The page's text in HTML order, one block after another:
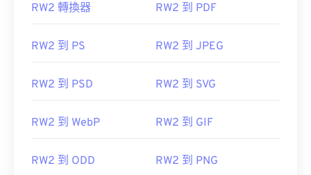
RW2 轉換器 RW2 到 PDF
RW2 到 PS RW2 到 JPEG
RW2 到 PSD RW2 到 SVG
RW2 到 WebP RW2 到 GIF
RW2 到 ODD RW2 到 PNG